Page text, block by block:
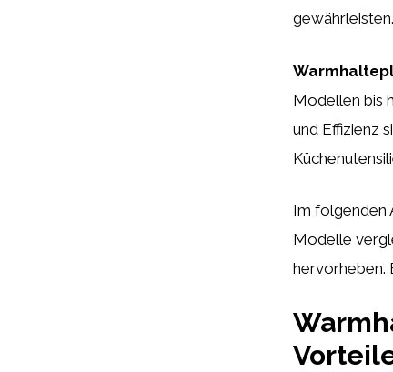
gewährleisten.
Modellen bis
und Effizienz
Im folgenden
Modelle
hervorheben.